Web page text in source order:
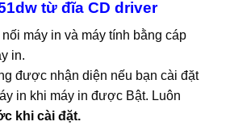
từ đĩa CD driver
máy in và máy tính bằng cáp
in.
được nhận diện nếu bạn cài đặt
in khi máy in được Bật. Luôn
khi cài đặt.